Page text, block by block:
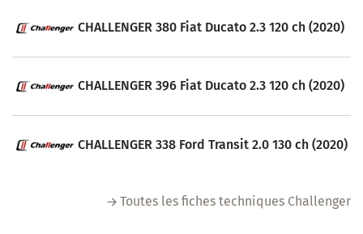
CHALLENGER 380 Fiat Ducato 2.3 120 ch (2020)
CHALLENGER 396 Fiat Ducato 2.3 120 ch (2020)
CHALLENGER 338 Ford Transit 2.0 130 ch (2020)
Toutes les fiches techniques Challenger